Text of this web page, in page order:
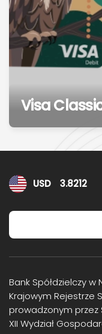
Visa
Kursy walut
USD 3.8212
Bank Spółdzielczy
Krajowym Rejestrze
prowadzonym przez
XII Wydział